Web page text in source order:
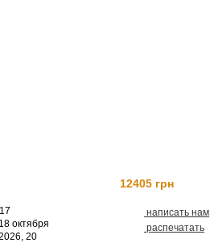
12405 грн
написать нам
распечатать
октября
20